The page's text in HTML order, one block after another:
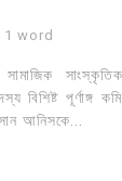
1 word
সামাজিক
বিশিষ্ট পূর্ণাঙ্গ
আনিসকে...